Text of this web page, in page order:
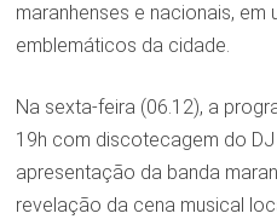
maranhenses e nacionais,
emblemáticos da cidade.
Na sexta-feira (06.12), a
19h com discotecagem do DJ
apresentação da banda
revelação da cena musical